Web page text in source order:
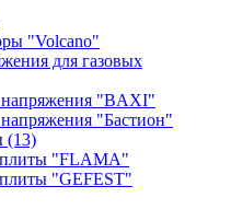
"Volcano"
для газовых
напряжения "BAXI"
"Бастион"
(13)
плиты "FLAMA"
"GEFEST"